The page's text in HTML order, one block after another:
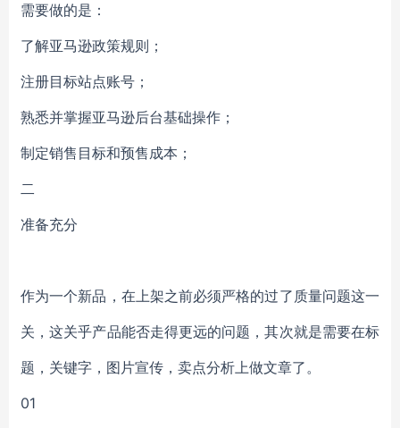
需要做的是：
了解亚马逊政策规则；
注册目标站点账号；
熟悉并掌握亚马逊后台基础操作；
制定销售目标和预售成本；
二
准备充分
作为一个新品，在上架之前必须严格的过了质量问题这一
关，这关乎产品能否走得更远的问题，其次就是需要在标
题，关键字，图片宣传，卖点分析上做文章了。
01